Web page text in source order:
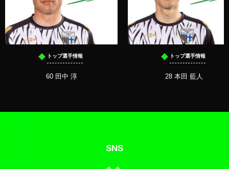
トップ選手情報
60 田中 淳
トップ選手情報
28 本田 藍人
SNS